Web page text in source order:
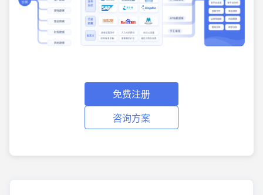
免费注册
咨询方案